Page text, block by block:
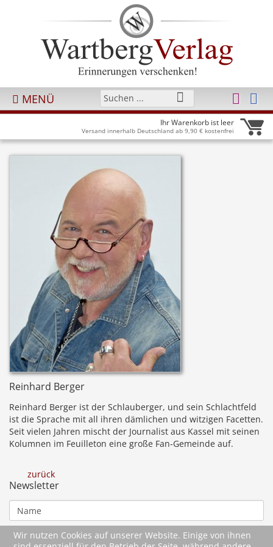
MENÜ
Ihr Warenkorb ist leer
Versand innerhalb Deutschland ab 9,90 € kostenfrei
Reinhard Berger
Reinhard Berger ist der Schlauberger, und sein Schlachtfeld
ist die Sprache mit all ihren dämlichen und witzigen Facetten.
Seit vielen Jahren mischt der Journalist aus Kassel mit seinen
Kolumnen im Feuilleton eine große Fan-Gemeinde auf.
zurück
Newsletter
Wir nutzen Cookies auf unserer Website. Einige von ihnen